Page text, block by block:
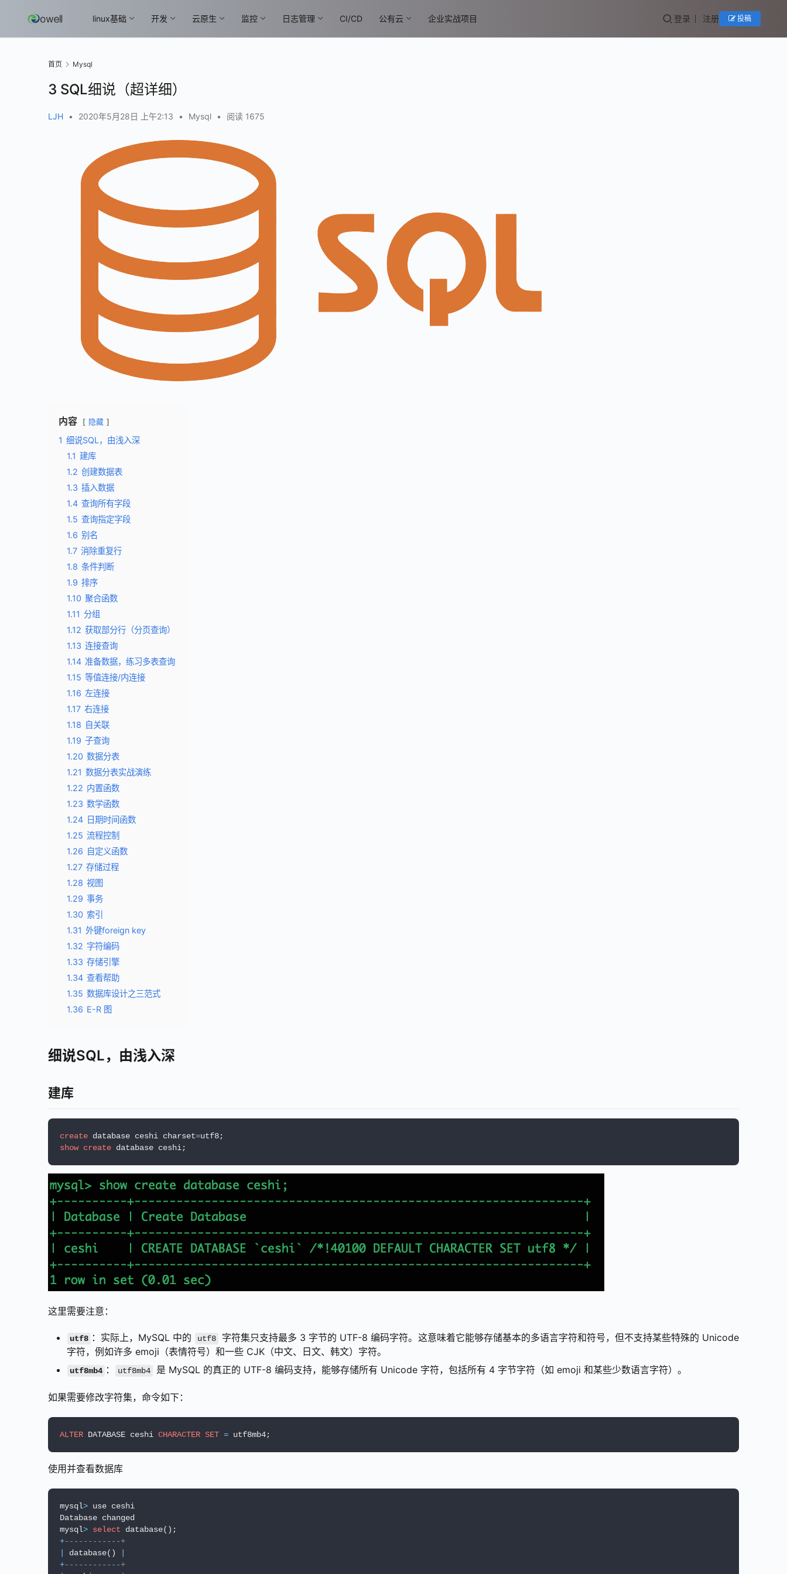
linux基础 开发 云原生 监控 日志管理 CI/CD 公有云 企业实战项目 登录 注册 投稿
首页 Mysql
3 SQL细说（超详细）
LJH • 2020年5月28日 上午2:13 • Mysql • 阅读 1675
内容 隐藏
1 细说SQL，由浅入深
1.1 建库
1.2 创建数据表
1.3 插入数据
1.4 查询所有字段
1.5 查询指定字段
1.6 别名
1.7 消除重复行
1.8 条件判断
1.9 排序
1.10 聚合函数
1.11 分组
1.12 获取部分行（分页查询）
1.13 连接查询
1.14 准备数据，练习多表查询
1.15 等值连接/内连接
1.16 左连接
1.17 右连接
1.18 自关联
1.19 子查询
1.20 数据分表
1.21 数据分表实战演练
1.22 内置函数
1.23 数学函数
1.24 日期时间函数
1.25 流程控制
1.26 自定义函数
1.27 存储过程
1.28 视图
1.29 事务
1.30 索引
1.31 外键foreign key
1.32 字符编码
1.33 存储引擎
1.34 查看帮助
1.35 数据库设计之三范式
1.36 E-R 图
细说SQL，由浅入深
建库
create database ceshi charset=
show create database ceshi;
这里需要注意：
utf8 ：实际上，MySQL 中的 utf8
字符集只支持最多 3 字节的 UTF-8 编码字符。这意味着它能够存储基本的多语言字符和符号，但不支持某些特殊的 Unicode
字符，例如许多 emoji（表情符号）和一些 CJK（中文、日文、韩文）字符。
utf8mb4 ： utf8mb4 是 MySQL 的真正的 UTF-8 编码支持，能够存储所有 Unicode 字符，包括所有 4 字节字符（如 emoji 和某些少数语言字符）。
如果需要修改字符集，命令如下：
ALTER DATABASE ceshi CHARACTER SET = utf8mb4;
使用并查看数据库
mysql> use ceshi
Database changed
mysql> select
+------------+
database()
+------------+